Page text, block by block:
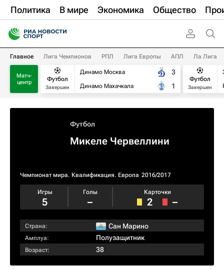
Политика В мире Экономика Общество
Главное Лига Чемпионов РПЛ Лига Европы АПЛ Ла Лига
Матч-
центр
Футбол
Завершен
Динамо Москва
Динамо Махачкала
3
1
Футбол
Завершен
Футбол
Микеле Червеллини
Чемпионат мира. Квалификация. Европа 2016/2017
Игры
5
Голы
–
Карточки
2 –
Страна: Сан Марино
Амплуа: Полузащитник
Возраст: 38